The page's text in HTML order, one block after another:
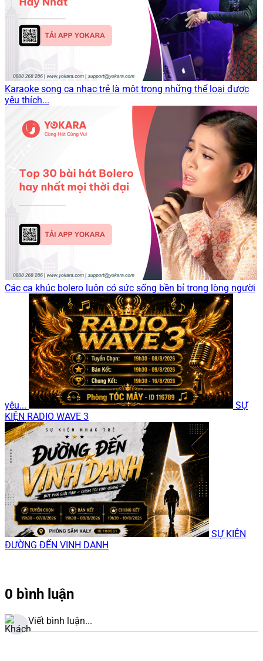
Karaoke song ca nhạc trẻ là một trong những thể loại được
yêu thích...
Các ca khúc bolero luôn có sức sống bền bỉ trong lòng người
yêu...
SỰ
KIỆN RADIO WAVE 3
SỰ KIỆN
ĐƯỜNG ĐẾN VINH DANH
0 bình luận
Viết bình luận...